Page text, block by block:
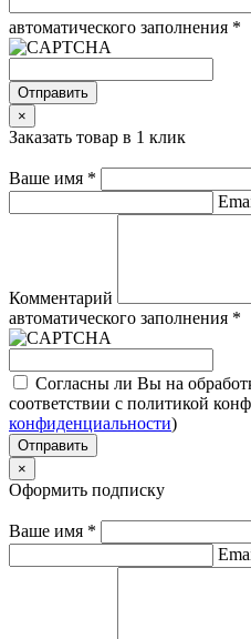
автоматического заполнения *
Отправить
×
Заказать товар в 1 клик
Ваше имя *
Комментарий
автоматического заполнения *
Согласны ли Вы на
соответствии с политикой
конфиденциальности)
Отправить
×
Оформить подписку
Ваше имя *